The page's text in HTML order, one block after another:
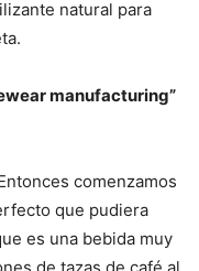
natural para
manufacturing”
comenzamos
que pudiera
es una bebida muy